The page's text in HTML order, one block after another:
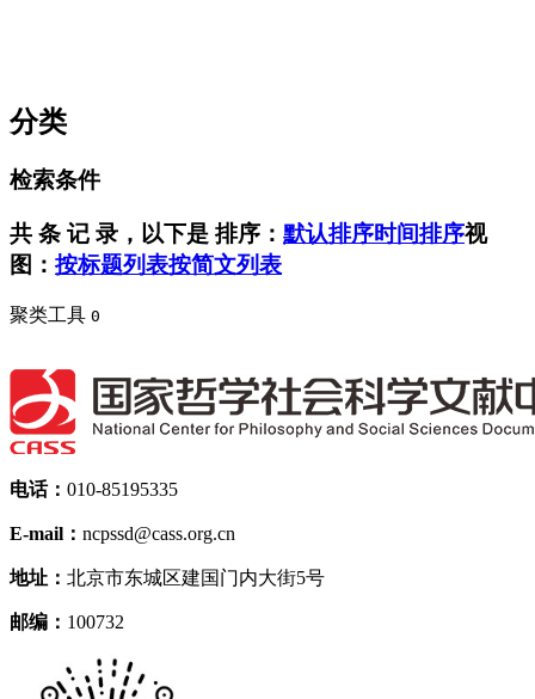
分类
检索条件
共 条 记 录，以下是 排序： 默认排序时间排序视
图： 按标题列表按简文列表
聚类工具 0
电话： 010-85195335
E-mail： ncpssd@cass.org.cn
地址： 北京市东城区建国门内大街5号
邮编： 100732